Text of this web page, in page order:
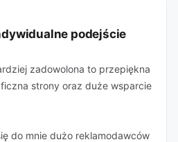
podejście
zadowolona to przepiękna
strony oraz duże wsparcie
do mnie dużo reklamodawców